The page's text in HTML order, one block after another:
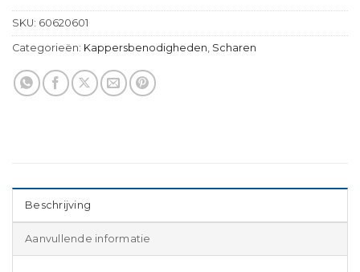
SKU: 60620601
Categorieën: Kappersbenodigheden Scharen
Beschrijving
Aanvullende informatie